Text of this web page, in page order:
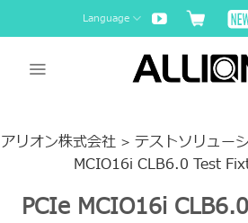
to
Language
アリオン株式会社 >テストソリュー
MCIO16i CLB6.0 Test
PCIe MCIO16i